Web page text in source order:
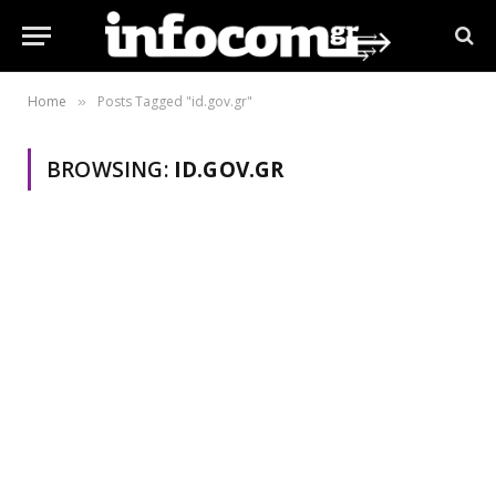
Home » Posts Tagged "id.gov.gr"
BROWSING: ID.GOV.GR